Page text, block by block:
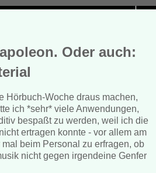
Oder auch:
Hörbuch-Woche draus machen,
ich *sehr* viele Anwendungen,
bespaßt zu werden, weil ich die
ertragen konnte - vor allem am
beim Personal zu erfragen, ob
nicht gegen irgendeine Genfer